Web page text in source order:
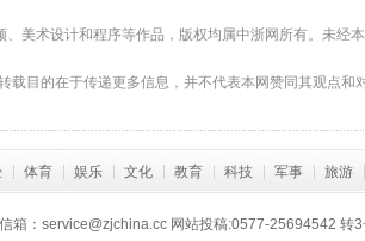
、美术设计和程序等作品，版权均属中浙网所有。未经
载目的在于传递更多信息，并不代表本网赞同其观点和
体育 娱乐 文化 教育 科技 军事 旅游
箱：service@zjchina.cc 网站投稿:0577-25694542 转